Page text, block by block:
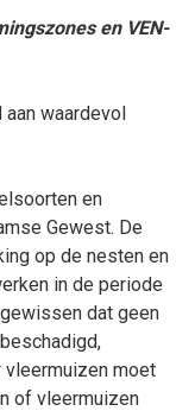
en VEN-
waardevol
en
Gewest. De
op de nesten en
in de periode
dat geen
vleermuizen moet
of vleermuizen